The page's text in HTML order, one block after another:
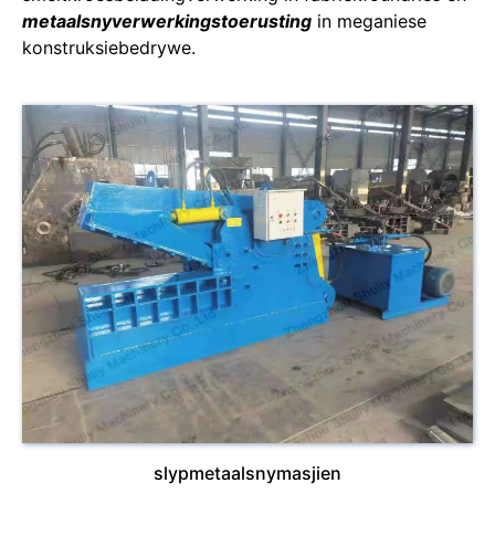
metaalsnyverwerkingstoerusting in meganiese
konstruksiebedrywe.
slypmetaalsnymasjien